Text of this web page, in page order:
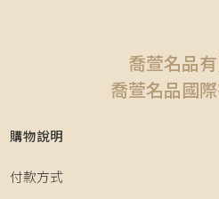
喬萱名品
喬萱名品國
購物說明
付款方式